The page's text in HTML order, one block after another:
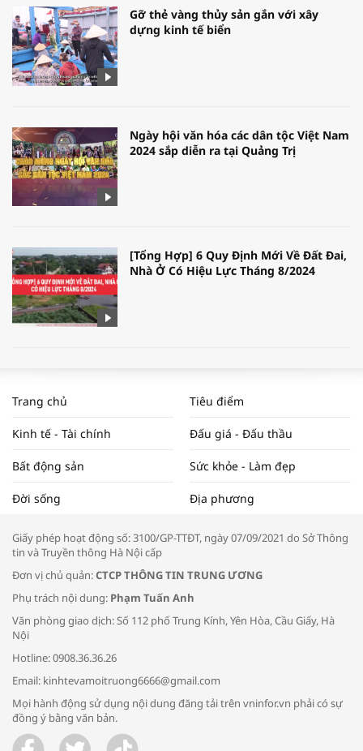
Gỡ thẻ vàng thủy sản gắn với xây
dựng kinh tế biển
Ngày hội văn hóa các dân tộc Việt Nam
2024 sắp diễn ra tại Quảng Trị
[Tổng Hợp] 6 Quy Định Mới Về Đất Đai,
Nhà Ở Có Hiệu Lực Tháng 8/2024
NAM NĂM 2024 VÀ NĂM 2025 | NHỊP
ĐẬP THỊ TRƯỜNG #62
Tọa đàm “Xúc tiến thương mại: Khơi
Bác sĩ tư vấn cách phòng tránh bệnh
đường hô hấp trong thời tiết giao mùa
Trao yêu thương cho em
Trang chủ Tiêu điểm
Kinh tế - Tài chính Đấu giá - Đấu thầu
Bất động sản Sức khỏe - Làm đẹp
Đời sống Địa phương
Giấy phép hoạt động số: 3100/GP-TTĐT, ngày 07/09/2021 do Sở Thông
tin và Truyền thông Hà Nội cấp
Đơn vị chủ quản:CTCP THÔNG TIN TRUNG ƯƠNG
Phụ trách nội dung: Phạm Tuấn Anh
Văn phòng giao dịch: Số 112 phố Trung Kính, Yên Hòa, Cầu Giấy, Hà
Nội
Hotline: 0908.36.36.26
Email: kinhtevamoitruong6666@gmail.com
Mọi hành động sử dụng nội dung đăng tải trên vninfor.vn phải có sự
đồng ý bằng văn bản.